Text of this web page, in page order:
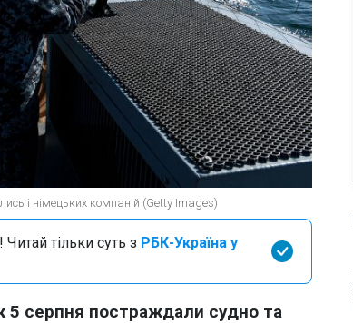
і німецьких компаній (Getty Images)
тільки суть з РБК-Україна у
5 серпня постраждали судно та